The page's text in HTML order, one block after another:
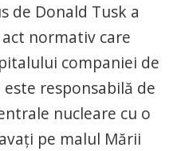
de Donald Tusk a
normativ care
companiei de
este responsabilă de
nucleare cu o
pe malul Mării